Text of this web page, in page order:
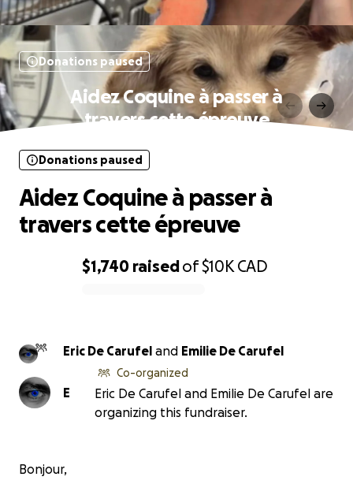
Donations paused
Aidez Coquine à passer à
travers cette épreuve
$1,740 raisedof$10K CAD
Donations paused
Aidez Coquine à passer à
travers cette épreuve
Eric De Carufel and Emilie De Carufel
E
Co-organized
Eric De Carufel and Emilie De Carufel are
organizing this fundraiser.
Bonjour,